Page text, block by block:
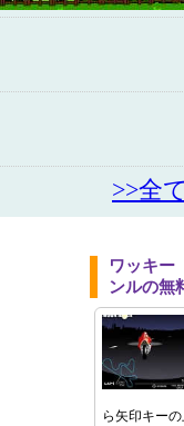
>>全
ワッキ
ンルの無
ら矢印キー